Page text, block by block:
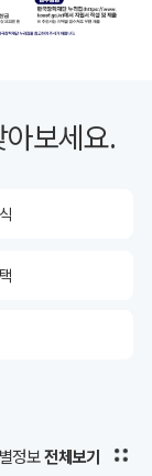
보세요.
계
계
정보 전체보기